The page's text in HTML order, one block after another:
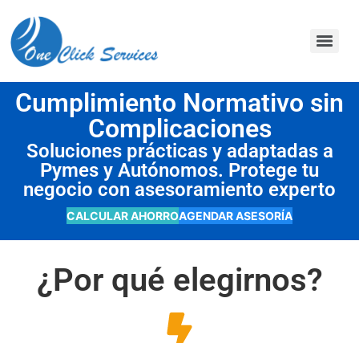
Cumplimiento Normativo sin
Complicaciones
Soluciones prácticas y adaptadas a
Pymes y Autónomos. Protege tu
negocio con asesoramiento experto
CALCULAR AHORROAGENDAR ASESORÍA
¿Por qué elegirnos?